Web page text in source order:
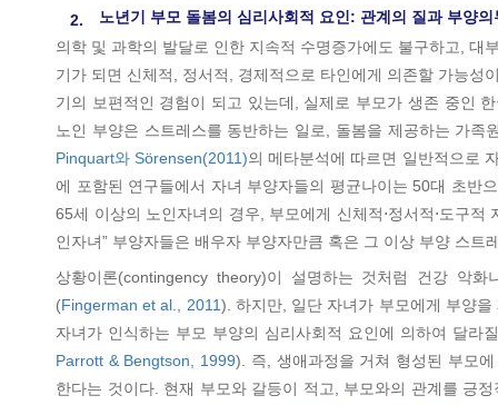
2.
노년기 부모 돌봄의 심리사회적 요인: 관계의 질과 부양의
의학 및 과학의 발달로 인한 지속적 수명증가에도 불구하고,
기가 되면 신체적, 정서적, 경제적으로 타인에게 의존할 가능성
기의 보편적인 경험이 되고 있는데, 실제로 부모가 생존 중인
노인 부양은 스트레스를 동반하는 일로, 돌봄을 제공하는 가
Pinquart와 Sörensen(2011)의 메타분석에 따르면 일반적으로
에 포함된 연구들에서 자녀 부양자들의 평균나이는 50대 초반
65세 이상의 노인자녀의 경우, 부모에게 신체적⋅정서적⋅도구
인자녀” 부양자들은 배우자 부양자만큼 혹은 그 이상 부양 스
상황이론(contingency theory)이 설명하는 것처럼 건강 악
(Fingerman et al., 2011). 하지만, 일단 자녀가 부모에게 부양
자녀가 인식하는 부모 부양의 심리사회적 요인에 의하여 달
Parrott & Bengtson, 1999). 즉, 생애과정을 거쳐 형성된 부모
한다는 것이다. 현재 부모와 갈등이 적고, 부모와의 관계를 긍